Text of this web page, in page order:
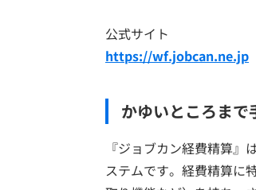
公式サイト
https://wf.jobcan.ne.jp
かゆいところまで
『ジョブカン経費精算
ステムです。経費精算に